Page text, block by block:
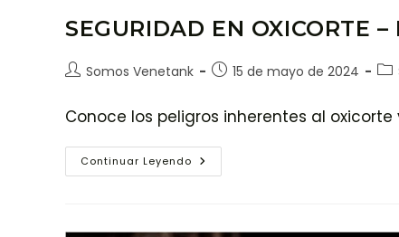
SEGURIDAD EN OXICORTE
Somos Venetank 15 de mayo de 2024
Conoce los peligros inherentes al
Continuar Leyendo